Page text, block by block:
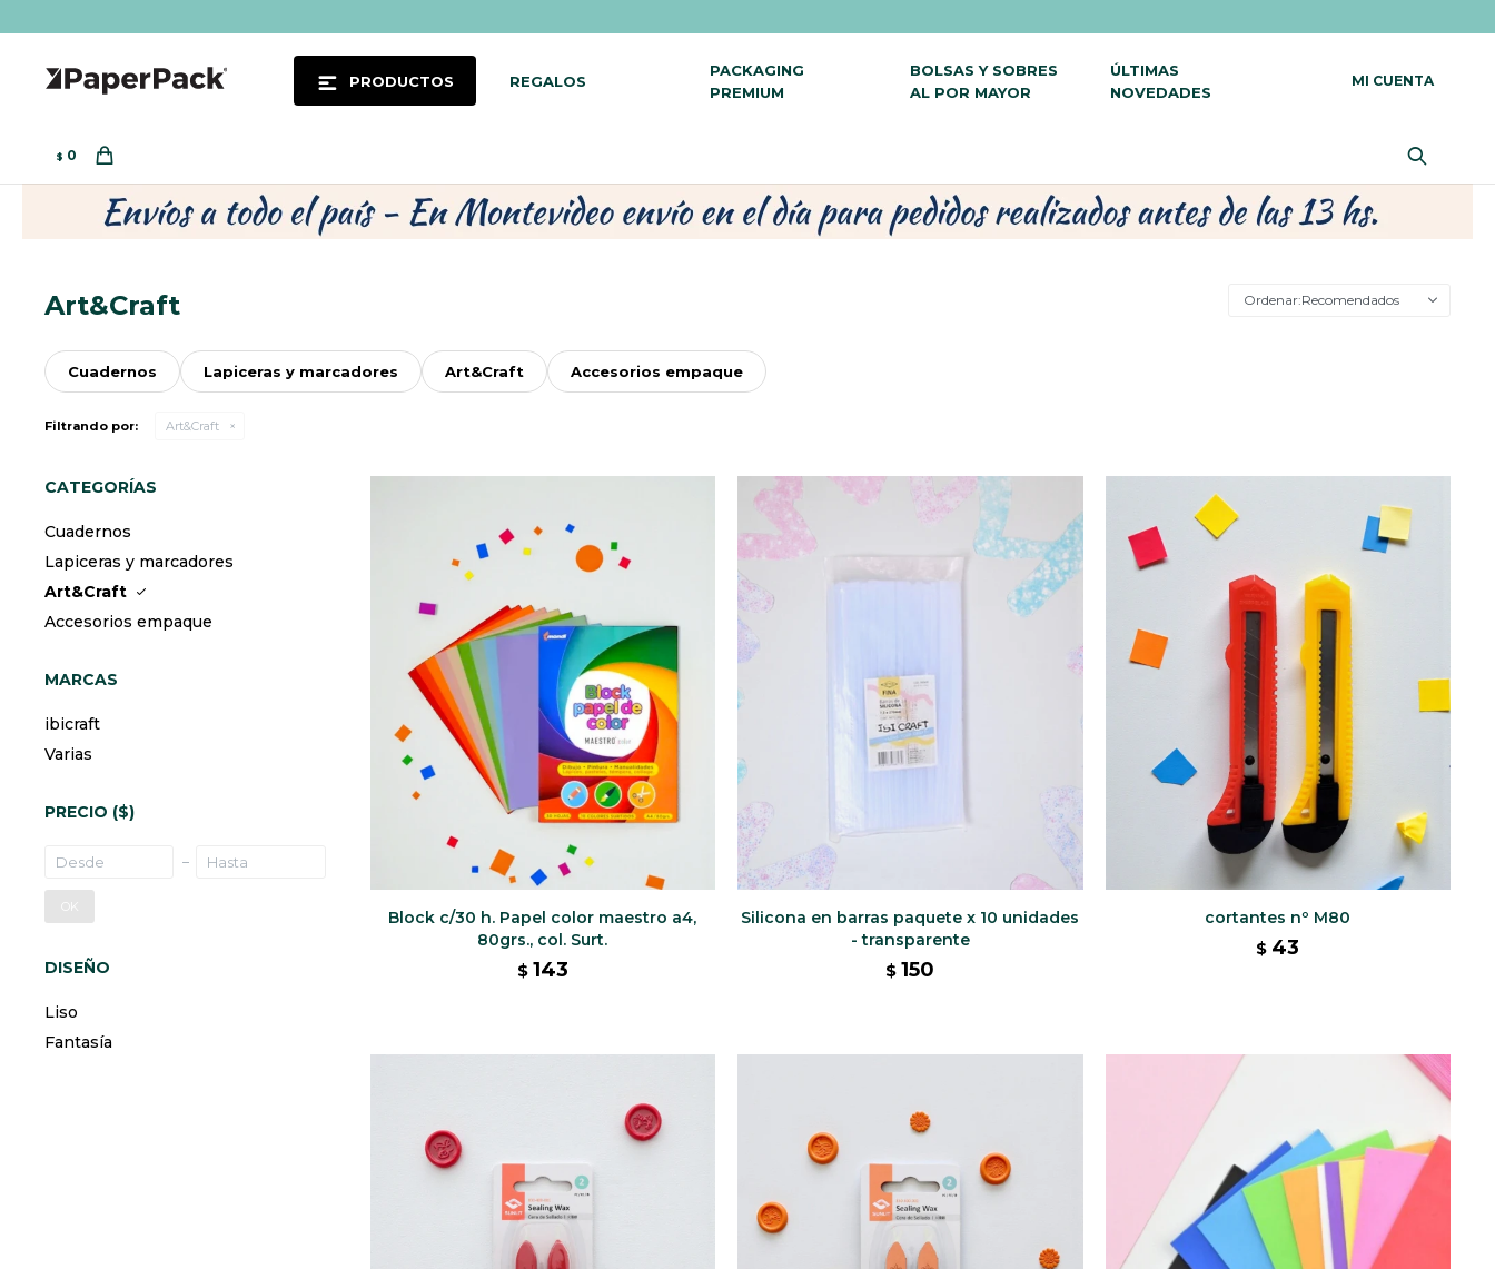
PRODUCTOS REGALOS
PACKAGING
PREMIUM
BOLSAS Y SOBRES
AL POR MAYOR
ÚLTIMAS
NOVEDADES
$ 0
Art&Craft Recomendados
Cuadernos Lapiceras y marcadores Art&Craft Accesorios empaque
Filtrando por: Art&Craft
Block c/30 h. Papel color maestro a4,
80grs., col. Surt.
$ 143
Silicona en barras paquete x 10 unidades
- transparente
$ 150
cortantes nº M80
$ 43
CATEGORÍAS
Cuadernos
Lapiceras y marcadores
Art&Craft
Accesorios empaque
MARCAS
ibicraft
Varias
PRECIO ($)
OK
DISEÑO
Liso
Fantasía